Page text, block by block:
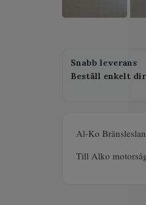
Snabb leverans
Beställ enkelt
Al-Ko
Till Alko